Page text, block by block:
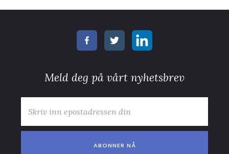
Meld deg på vårt nyhetsbrev